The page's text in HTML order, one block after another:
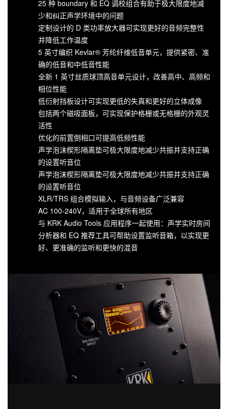
25 种 boundary 和 EQ 调校组合有助于极大限度地减
少和纠正声学环境中的问题
定制设计的 D 类功率放大器可实现更好的音频完整性
并降低工作温度
5 英寸编织 Kevlar® 芳纶纤维低音单元，提供紧密、准
确的低音和中低音性能
全新 1 英寸丝质球顶高音单元设计，改善高中、高频和
相位性能
低衍射挡板设计可实现更低的失真和更好的立体成像
包括两个磁吸面板，可实现保护格栅或无格栅的外观灵
活性
优化的前置倒相口可提高低频性能
声学泡沫楔形隔离垫可极大限度地减少共振并支持正确
的设置听音位
声学泡沫楔形隔离垫可极大限度地减少共振并支持正确
的设置听音位
XLR/TRS 组合模拟输入，与音频设备广泛兼容
AC 100-240V，适用于全球所有地区
与 KRK Audio Tools 应用程序一起使用：声学实时房间
分析器和 EQ 推荐工具可帮助设置监听音箱，以实现更
好、更准确的监听和更快的混音